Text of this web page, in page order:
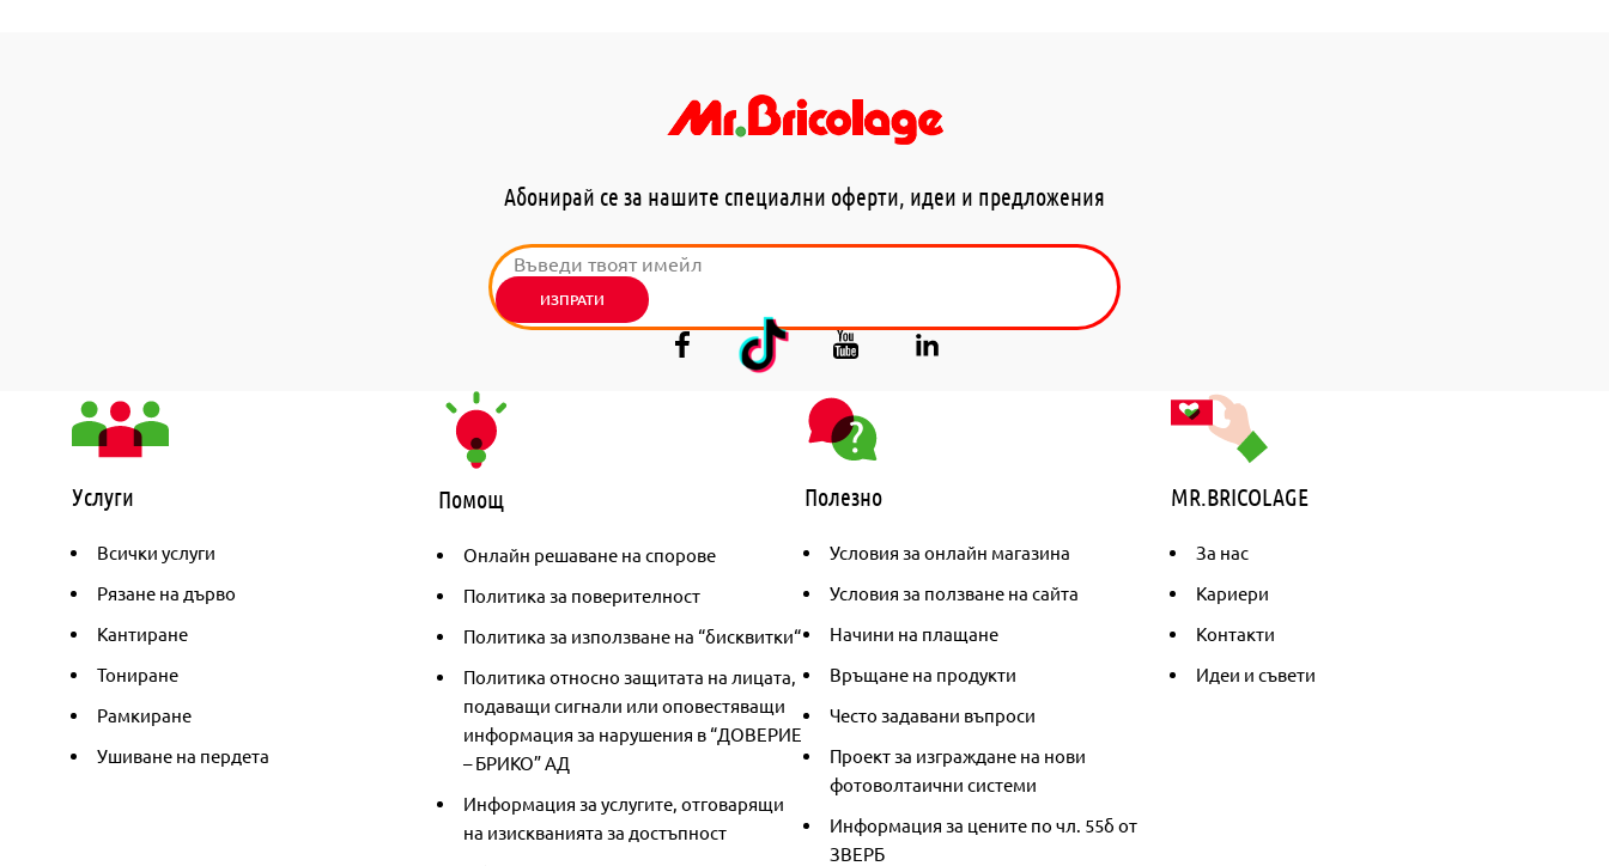
Абонирай се за нашите специални оферти, идеи и предложения
ИЗПРАТИ
Услуги
Всички услуги
Рязане на дърво
Кантиране
Тониране
Рамкиране
Ушиване на пердета
Помощ
Онлайн решаване на спорове
Политика за поверителност
Политика за използване на “бисквитки“
Политика относно защитата на лицата,
подаващи сигнали или оповестяващи
информация за нарушения в “ДОВЕРИЕ
– БРИКО” АД
Информация за услугите, отговарящи
на изискванията за достъпност
Полезно
Условия за онлайн магазина
Условия за ползване на сайта
Начини на плащане
Връщане на продукти
Често задавани въпроси
Проект за изграждане на нови
фотоволтаични системи
Информация за цените по чл. 55б от
ЗВЕРБ
MR.BRICOLAGE
За нас
Кариери
Контакти
Идеи и съвети